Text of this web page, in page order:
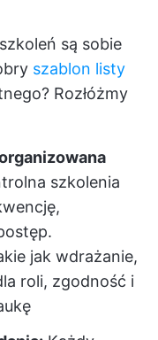
są sobie
szablon listy
Rozłóżmy
szkolenia
jak wdrażanie,
roli, zgodność i